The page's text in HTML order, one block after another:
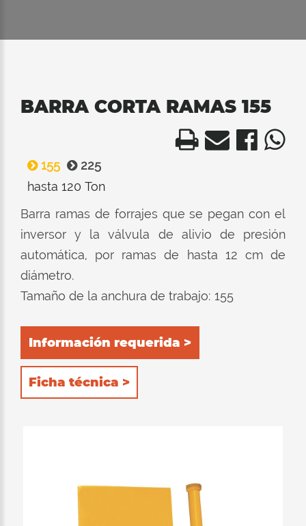
BARRA CORTA RAMAS 155
155
225
hasta 120 Ton
Barra ramas de forrajes que se pegan con el
inversor y la válvula de alivio de presión
automática, por ramas de hasta 12 cm de
diámetro.
Tamaño de la anchura de trabajo: 155
Información requerida >
Ficha técnica >